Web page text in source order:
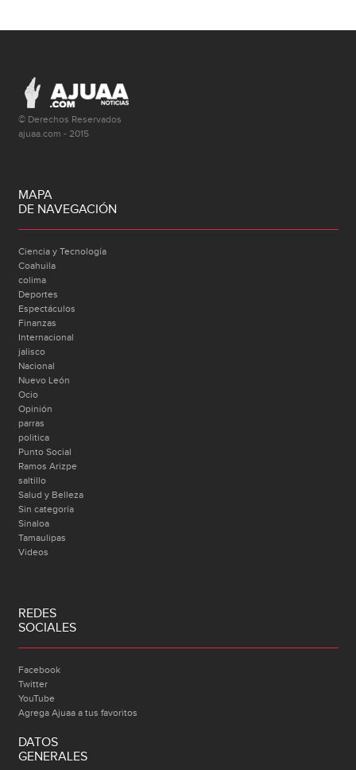
© Derechos Reservados
ajuaa.com - 2015
MAPA
DE NAVEGACIÓN
Ciencia y Tecnología
Coahuila
colima
Deportes
Espectáculos
Finanzas
Internacional
jalisco
Nacional
Nuevo León
Ocio
Opinión
parras
politica
Punto Social
Ramos Arizpe
saltillo
Salud y Belleza
Sin categoría
Sinaloa
Tamaulipas
Videos
REDES
SOCIALES
Facebook
Twitter
YouTube
Agrega Ajuaa a tus favoritos
DATOS
GENERALES